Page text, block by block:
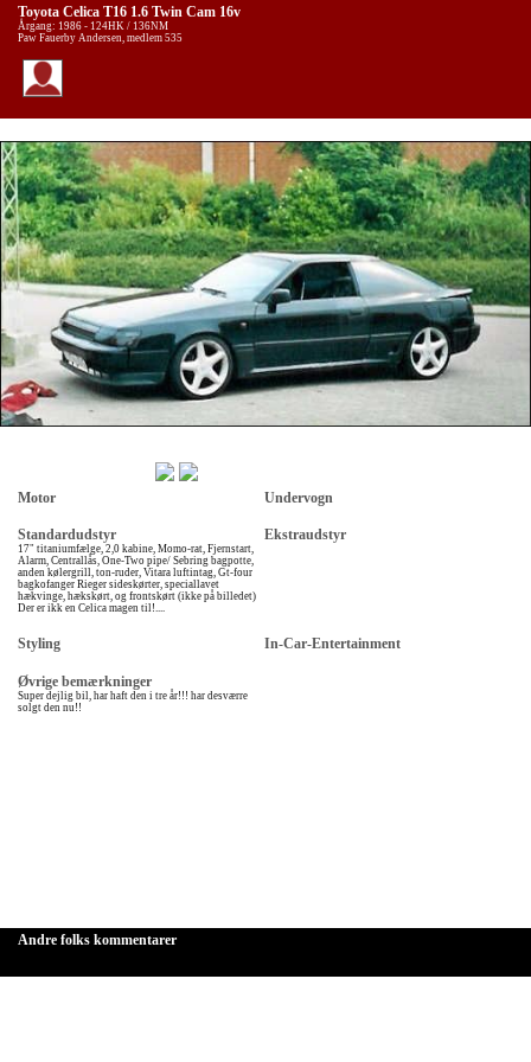
Toyota Celica T16 1.6 Twin Cam 16v
Årgang: 1986 - 124HK / 136NM
Paw Fauerby Andersen, medlem 535
Motor Undervogn
Standardudstyr
17" titaniumfælge, 2,0 kabine, Momo-rat, Fjernstart,
Alarm, Centrallås, One-Two pipe/ Sebring bagpotte,
anden kølergrill, ton-ruder, Vitara luftintag, Gt-four
bagkofanger Rieger sideskørter, speciallavet
hækvinge, hækskørt, og frontskørt (ikke på billedet)
Der er ikk en Celica magen til!....
Ekstraudstyr
Styling In-Car-Entertainment
Øvrige bemærkninger
Super dejlig bil, har haft den i tre år!!! har desværre
solgt den nu!!
Andre folks kommentarer